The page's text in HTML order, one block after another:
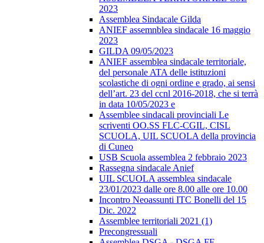
2023
Assemblea Sindacale Gilda
ANIEF assemnblea sindacale 16 maggio
2023
GILDA 09/05/2023
ANIEF assemblea sindacale territoriale,
del personale ATA delle istituzioni
scolastiche di ogni ordine e grado, ai sensi
dell’art. 23 del ccnl 2016-2018, che si terrà
in data 10/05/2023 e
Assemblee sindacali provinciali Le
scriventi OO.SS FLC-CGIL, CISL
SCUOLA, UIL SCUOLA della provincia
di Cuneo
USB Scuola assemblea 2 febbraio 2023
Rassegna sindacale Anief
UIL SCUOLA assemblea sindacale
23/01/2023 dalle ore 8.00 alle ore 10.00
Incontro Neoassunti ITC Bonelli del 15
Dic. 2022
Assemblee territoriali 2021 (1)
Precongressuali